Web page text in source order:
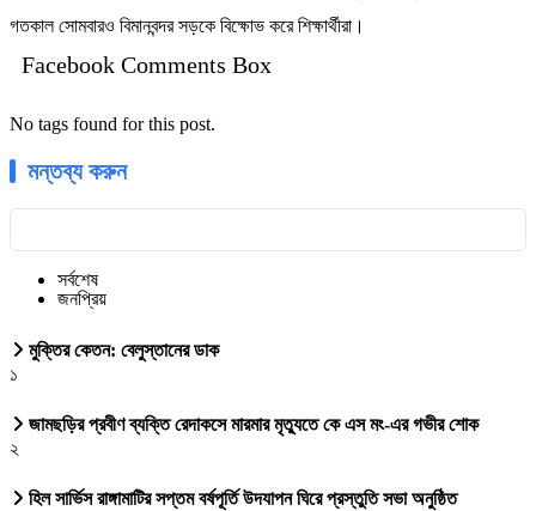
গতকাল সোমবারও বিমানবন্দর সড়কে বিক্ষোভ করে শিক্ষার্থীরা।
Facebook Comments Box
No tags found for this post.
মন্তব্য করুন
সর্বশেষ
জনপ্রিয়
মুক্তির কেতন: বেলুস্তানের ডাক
১
জামছড়ির প্রবীণ ব্যক্তি রেদাকসে মারমার মৃত্যুতে কে এস মং-এর গভীর শোক
২
হিল সার্ভিস রাঙ্গামাটির সপ্তম বর্ষপূর্তি উদযাপন ঘিরে প্রস্তুতি সভা অনুষ্ঠিত